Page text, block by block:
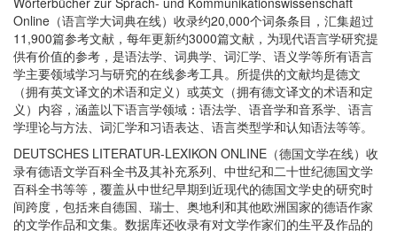
Online（语言学大词典在线）收录约20,000个词条条目，汇集超过
11,900篇参考文献，每年更新约3000篇文献，为现代语言学研究提
供有价值的参考，是语法学、词典学、词汇学、语义学等所有语言
学主要领域学习与研究的在线参考工具。所提供的文献均是德文
（拥有英文译文的术语和定义）或英文（拥有德文译文的术语和定
义）内容，涵盖以下语言学领域：语法学、语音学和音系学、语言
学理论与方法、词汇学和习语表达、语言类型学和认知语法等等。
DEUTSCHES LITERATUR-LEXIKON ONLINE（德国文学在线）收
录有德语文学百科全书及其补充系列、中世纪和二十世纪德国文学
百科全书等等，覆盖从中世纪早期到近现代的德国文学史的研究时
间跨度，包括来自德国、瑞士、奥地利和其他欧洲国家的德语作家
的文学作品和文集。数据库还收录有对文学作家们的生平及作品的